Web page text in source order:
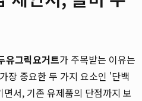
유그릭요거트가 주목받는 이유는
장 중요한 두 가지 요소인 '단백
서, 기존 유제품의 단점까지 보